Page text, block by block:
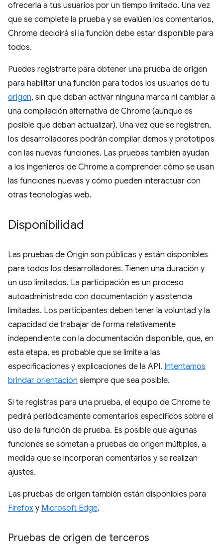
ofrecerla a tus usuarios por un tiempo limitado. Una vez
que se complete la prueba y se evalúen los comentarios,
Chrome decidirá si la función debe estar disponible para
todos.
Puedes registrarte para obtener una prueba de origen
para habilitar una función para todos los usuarios de tu
origen, sin que deban activar ninguna marca ni cambiar a
una compilación alternativa de Chrome (aunque es
posible que deban actualizar). Una vez que se registren,
los desarrolladores podrán compilar demos y prototipos
con las nuevas funciones. Las pruebas también ayudan
a los ingenieros de Chrome a comprender cómo se usan
las funciones nuevas y cómo pueden interactuar con
otras tecnologías web.
Disponibilidad
Las pruebas de Origin son públicas y están disponibles
para todos los desarrolladores. Tienen una duración y
un uso limitados. La participación es un proceso
autoadministrado con documentación y asistencia
limitadas. Los participantes deben tener la voluntad y la
capacidad de trabajar de forma relativamente
independiente con la documentación disponible, que, en
esta etapa, es probable que se limite a las
especificaciones y explicaciones de la API. Intentamos
brindar orientación siempre que sea posible.
Si te registras para una prueba, el equipo de Chrome te
pedirá periódicamente comentarios específicos sobre el
uso de la función de prueba. Es posible que algunas
funciones se sometan a pruebas de origen múltiples, a
medida que se incorporan comentarios y se realizan
ajustes.
Las pruebas de origen también están disponibles para
Firefox y Microsoft Edge.
Pruebas de origen de terceros